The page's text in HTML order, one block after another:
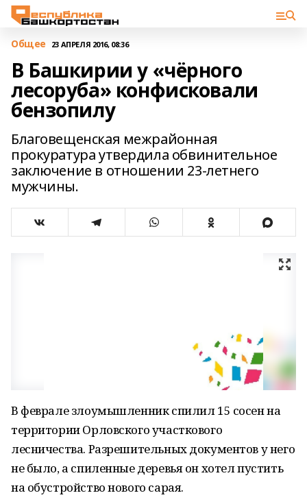
Общее 23 АПРЕЛЯ 2016, 08:36
В Башкирии у «чёрного
лесоруба» конфисковали
бензопилу
Благовещенская межрайонная
прокуратура утвердила обвинительное
заключение в отношении 23-летнего
мужчины.
В феврале злоумышленник спилил 15 сосен на
территории Орловского участкового
лесничества. Разрешительных документов у него
не было, а спиленные деревья он хотел пустить
на обустройство нового сарая.